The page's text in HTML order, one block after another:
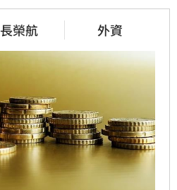
長榮航 外資